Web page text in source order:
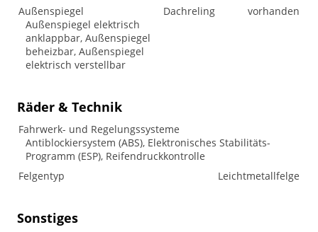
Außenspiegel
Außenspiegel elektrisch
anklappbar, Außenspiegel
beheizbar, Außenspiegel
elektrisch verstellbar
Dachreling vorhanden
Räder & Technik
Fahrwerk- und Regelungssysteme
Antiblockiersystem (ABS), Elektronisches Stabilitäts-
Programm (ESP), Reifendruckkontrolle
Felgentyp
Leichtmetallfelge
Sonstiges